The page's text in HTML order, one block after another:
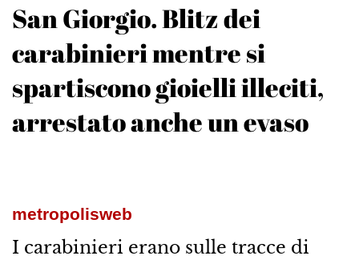
San Giorgio. Blitz dei
carabinieri mentre si
spartiscono gioielli illeciti,
arrestato anche un evaso
metropolisweb
I carabinieri erano sulle tracce di